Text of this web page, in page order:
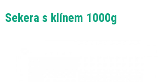
Sekera s klínem 1000g